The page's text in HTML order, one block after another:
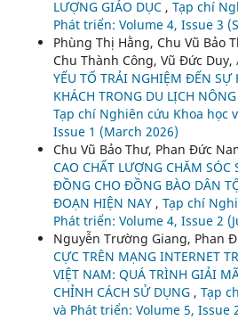
LƯỢNG GIÁO DỤC , Tạp chí
Phát triển: Volume 4, Issue 3
Phùng Thị Hằng, Chu Vũ Bảo
Chu Thành Công, Vũ Đức Duy,
YẾU TỐ TRẢI NGHIỆM ĐẾN SỰ
KHÁCH TRONG DU LỊCH
Tạp chí Nghiên cứu Khoa học
Issue 1 (March 2026)
Chu Vũ Bảo Thư, Phan Đức
CAO CHẤT LƯỢNG CHĂM SÓC
ĐỒNG CHO ĐỒNG BÀO DÂN
ĐOẠN HIỆN NAY , Tạp chí
Phát triển: Volume 4, Issue 2
Nguyễn Trường Giang, Phan
CỰC TRÊN MẠNG INTERNET
VIỆT NAM: QUÁ TRÌNH GIẢI
CHỈNH CÁCH SỬ DỤNG , Tạp
và Phát triển: Volume 5, Issue